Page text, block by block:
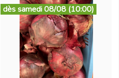
dès samedi 08/08 (10:00)